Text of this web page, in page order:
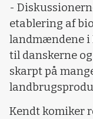
-
etablering af
landmændene i
til danskerne
skarpt på
Kendt komiker